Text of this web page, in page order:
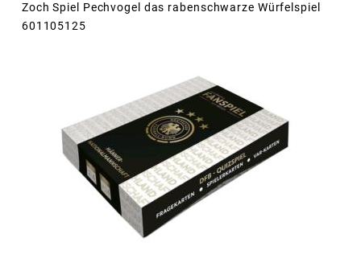
Zoch Spiel Pechvogel das rabenschwarze Würfelspiel
601105125